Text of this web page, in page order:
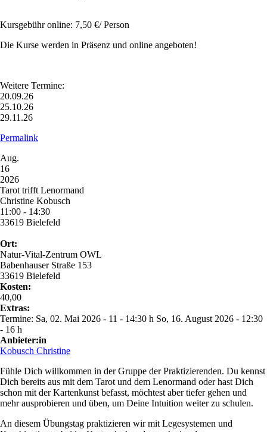
Kursgebühr online: 7,50 €/ Person
Die Kurse werden in Präsenz und online angeboten!
Weitere Termine:
20.09.26
25.10.26
29.11.26
Permalink
Aug.
16
2026
Tarot trifft Lenormand
Christine Kobusch
11:00 - 14:30
33619 Bielefeld
Ort:
Natur-Vital-Zentrum OWL
Babenhauser Straße 153
33619 Bielefeld
Kosten:
40,00
Extras:
Termine: Sa, 02. Mai 2026 - 11 - 14:30 h So, 16. August 2026 - 12:30
- 16 h
Anbieter:in
Kobusch Christine
Fühle Dich willkommen in der Gruppe der Praktizierenden. Du kennst
Dich bereits aus mit dem Tarot und dem Lenormand oder hast Dich
schon mit der Kartenkunst befasst, möchtest aber tiefer gehen und
mehr ausprobieren und üben, um Deine Intuition weiter zu schulen.
An diesem Übungstag praktizieren wir mit Legesystemen und